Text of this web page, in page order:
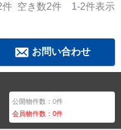
件 空き数2件 1-2件表示
お問い合わせ
公開物件数：0件
会員物件数：0件